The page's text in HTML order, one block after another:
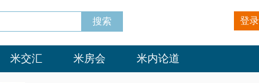
登录
米交汇 米房会 米内论道